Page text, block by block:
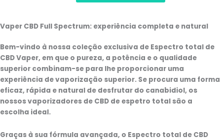
ser
na
página
do
produto
Vaper CBD Full Spectrum: experiência completa e natural
Bem-vindo à nossa coleção exclusiva de Espectro total de
CBD Vaper, em que o pureza, a potência e o qualidade
superior combinam-se para lhe proporcionar uma
experiência de vaporização superior. Se procura uma forma
eficaz, rápida e natural de desfrutar do canabidiol, os
nossos vaporizadores de CBD de espetro total são a
escolha ideal.
Graças à sua fórmula avançada, o Espectro total de CBD